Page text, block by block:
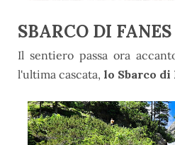
SBARCO DI FANES
Il sentiero passa ora
l'ultima cascata, lo Sbarco di